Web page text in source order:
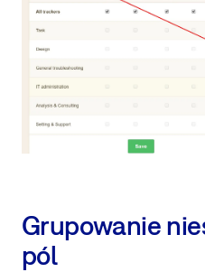
Grupowanie
pól